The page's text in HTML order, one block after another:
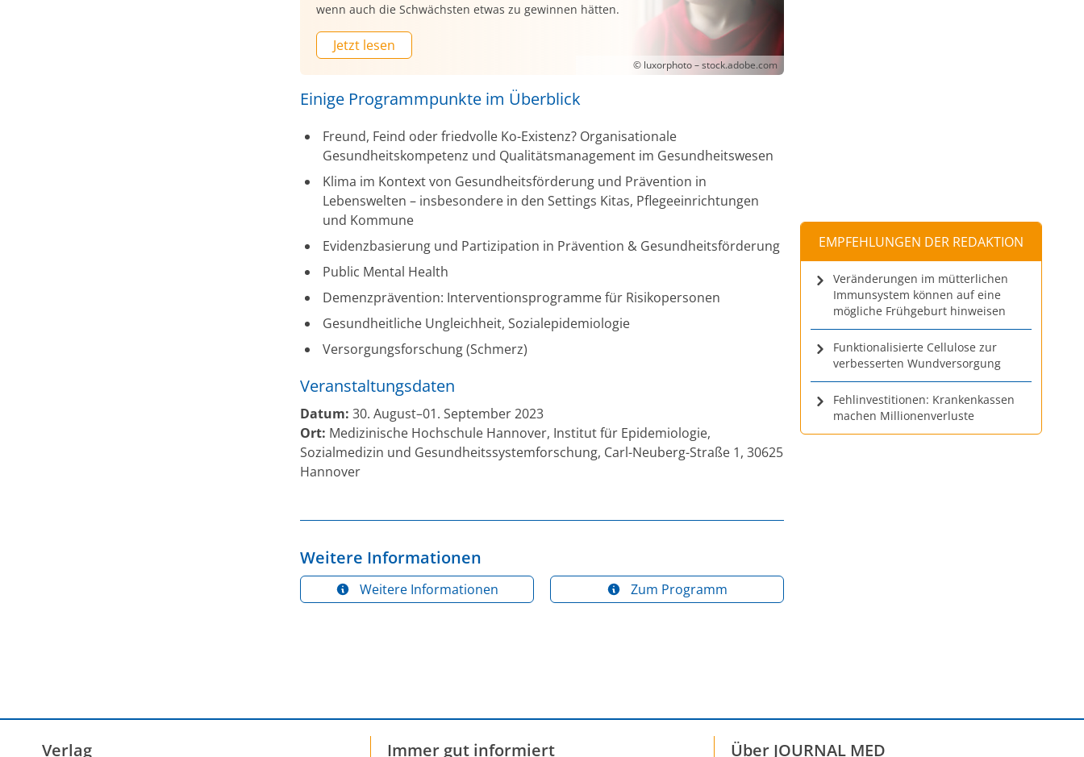
wenn auch die Schwächsten etwas zu gewinnen hätten.
Jetzt lesen
© luxorphoto – stock.adobe.com
Einige Programmpunkte im Überblick
Freund, Feind oder friedvolle Ko-Existenz? Organisationale
Gesundheitskompetenz und Qualitätsmanagement im Gesundheitswesen
Klima im Kontext von Gesundheitsförderung und Prävention in
Lebenswelten – insbesondere in den Settings Kitas, Pflegeeinrichtungen
und Kommune
Evidenzbasierung und Partizipation in Prävention & Gesundheitsförderung
Public Mental Health
Demenzprävention: Interventionsprogramme für Risikopersonen
Gesundheitliche Ungleichheit, Sozialepidemiologie
Versorgungsforschung (Schmerz)
Veranstaltungsdaten
Datum: 30. August–01. September 2023
Ort: Medizinische Hochschule Hannover, Institut für Epidemiologie,
Sozialmedizin und Gesundheitssystemforschung, Carl-Neuberg-Straße 1, 30625
Hannover
Weitere Informationen
Weitere Informationen Zum Programm
EMPFEHLUNGEN DER REDAKTION
Veränderungen im mütterlichen
Immunsystem können auf eine
mögliche Frühgeburt hinweisen
Funktionalisierte Cellulose zur
verbesserten Wundversorgung
Fehlinvestitionen: Krankenkassen
machen Millionenverluste
Verlag Immer gut informiert Über JOURNAL MED